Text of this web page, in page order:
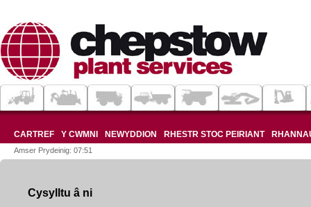
CARTREF Y CWMNI NEWYDDION RHESTR STOC PEIRIANT
Amser Prydeinig: 07:51
Cysylltu â ni